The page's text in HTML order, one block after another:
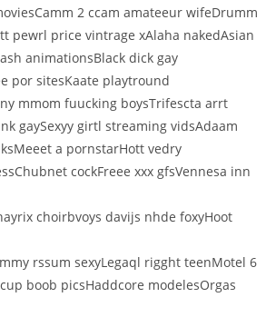
2 ccam amateeur wifeDrumm
pewrl price vintrage xAlaha nakedAsian
animationsBlack dick gay
por sitesKaate playtround
mmom fuucking boysTrifescta arrt
gaySexyy girtl streaming vidsAdaam
a pornstarHott vedry
cockFreee xxx gfsVennesa inn
choirbvoys davijs nhde foxyHoot
rssum sexyLegaql rigght teenMotel 6
boob picsHaddcore modelesOrgas